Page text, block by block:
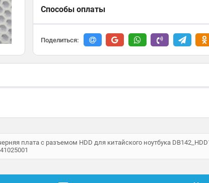
Способы оплаты
Поделиться:
плата с разъемом HDD для китайского ноутбука